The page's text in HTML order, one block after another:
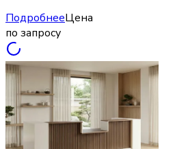
ПодробнееЦена
по запросу